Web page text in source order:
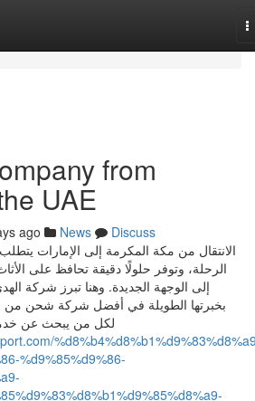
from
UAE
ago News
Discuss
الانتقال من مكة المكرمة إلى الإمارات
الرحلة، وتوفر حلولًا دقيقة تحافظ على
إلى الوجهة الجديدة. وهنا تبرز شركة
بخبرتها الطويلة في أفضل شركة شحن من
لكل من يبحث عن
%d9%85%d9%86-